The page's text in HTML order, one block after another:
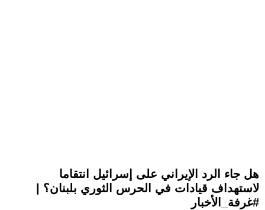
هل جاء الرد الإيراني على إسرائيل انتقاما
لاستهداف قيادات في الحرس الثوري بلبنان؟ |
#غرفة_الأخبار